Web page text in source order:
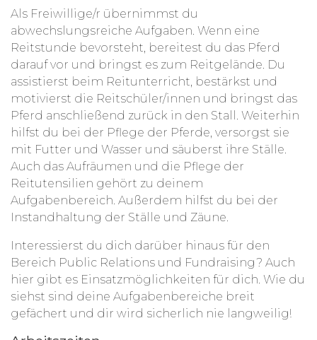
Als Freiwillige/r übernimmst du
abwechslungsreiche Aufgaben. Wenn eine
Reitstunde bevorsteht, bereitest du das Pferd
darauf vor und bringst es zum Reitgelände. Du
assistierst beim Reitunterricht, bestärkst und
motivierst die Reitschüler/innen und bringst das
Pferd anschließend zurück in den Stall. Weiterhin
hilfst du bei der Pflege der Pferde, versorgst sie
mit Futter und Wasser und säuberst ihre Ställe.
Auch das Aufräumen und die Pflege der
Reitutensilien gehört zu deinem
Aufgabenbereich. Außerdem hilfst du bei der
Instandhaltung der Ställe und Zäune.
Interessierst du dich darüber hinaus für den
Bereich Public Relations und Fundraising? Auch
hier gibt es Einsatzmöglichkeiten für dich. Wie du
siehst sind deine Aufgabenbereiche breit
gefächert und dir wird sicherlich nie langweilig!